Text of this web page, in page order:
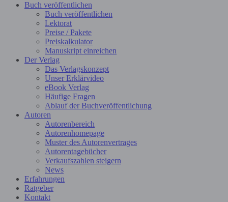
Buch veröffentlichen
Buch veröffentlichen
Lektorat
Preise / Pakete
Preiskalkulator
Manuskript einreichen
Der Verlag
Das Verlagskonzept
Unser Erklärvideo
eBook Verlag
Häufige Fragen
Ablauf der Buchveröffentlichung
Autoren
Autorenbereich
Autorenhomepage
Muster des Autorenvertrages
Autorentagebücher
Verkaufszahlen steigern
News
Erfahrungen
Ratgeber
Kontakt